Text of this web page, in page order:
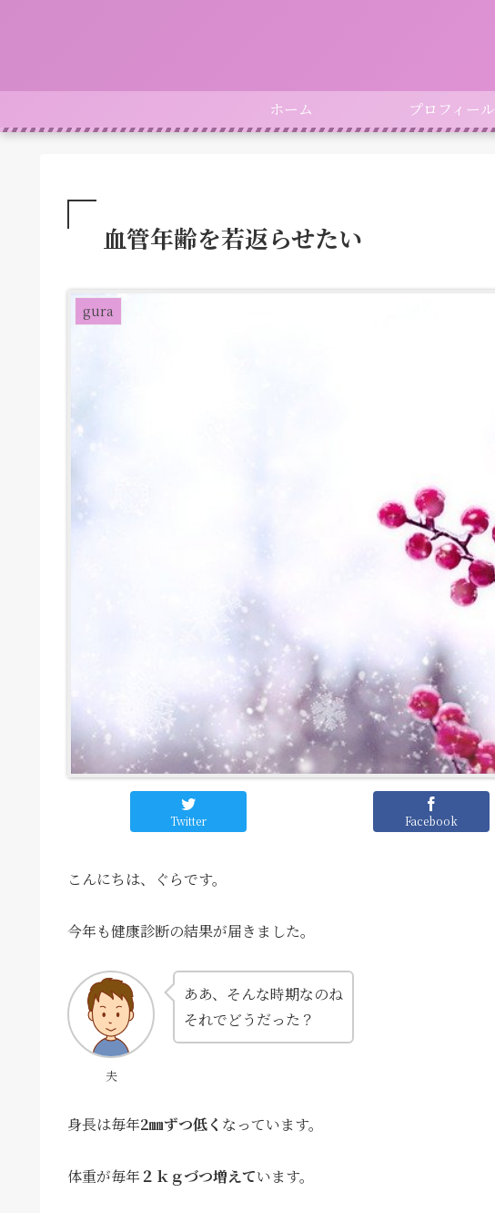
ホーム プロフィール
血管年齢を若返らせたい
gura
Twitter Facebook
こんにちは、ぐらです。
今年も健康診断の結果が届きました。
夫
ああ、そんな時期なのね
それでどうだった？
身長は毎年2㎜ずつ低く なっています。
体重が毎年 ２ｋｇづつ増えています。